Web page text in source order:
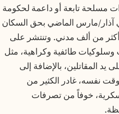
مسلحة تابعة أو داعمة لحكومة
آذار/مارس الماضي بحق السكان
من ألف مدني. وتنتشر على
وسلوكيات طائفية وكراهية، مثل
المقاتلين، بالإضافة إلى
نفسه، غادر الكثير من
خوفاً من تصرفات